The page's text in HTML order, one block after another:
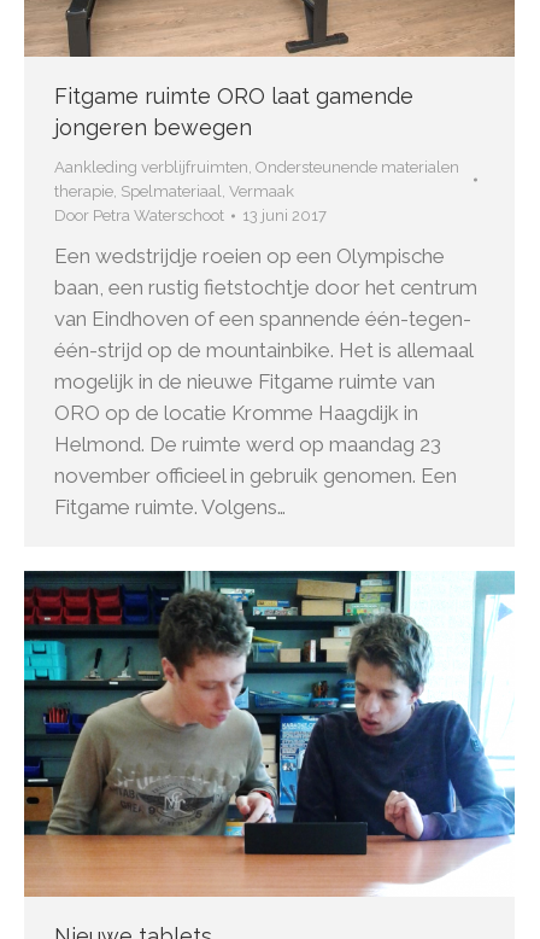
Fitgame ruimte ORO laat gamende
jongeren bewegen
Aankleding verblijfruimten Ondersteunende materialen
therapie Spelmateriaal Vermaak
Door Petra Waterschoot 13 juni 2017
Een wedstrijdje roeien op een Olympische
baan, een rustig fietstochtje door het centrum
van Eindhoven of een spannende één-tegen-
één-strijd op de mountainbike. Het is allemaal
mogelijk in de nieuwe Fitgame ruimte van
ORO op de locatie Kromme Haagdijk in
Helmond. De ruimte werd op maandag 23
november officieel in gebruik genomen. Een
Fitgame ruimte. Volgens…